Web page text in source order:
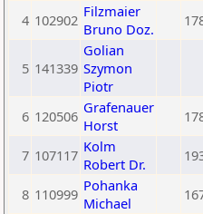
4 102902 Filzmaier
Bruno Doz.
5 141339
Golian
Szymon
Piotr
6 120506 Grafenauer
Horst
7 107117 Kolm
Robert Dr.
8 110999 Pohanka
Michael